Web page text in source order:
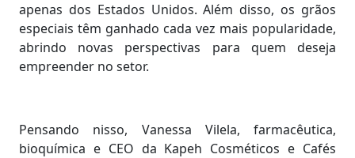
apenas dos Estados Unidos. Além disso, os grãos
especiais têm ganhado cada vez mais popularidade,
abrindo novas perspectivas para quem deseja
empreender no setor.
Pensando nisso, Vanessa Vilela, farmacêutica,
bioquímica e CEO da Kapeh Cosméticos e Cafés